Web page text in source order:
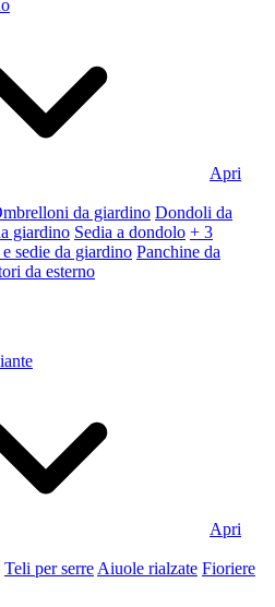
Apri
da giardino Dondoli da
giardino Sedia a dondolo + 3
sedie da giardino Panchine da
da esterno
Apri
Teli per serre Aiuole rialzate Fioriere